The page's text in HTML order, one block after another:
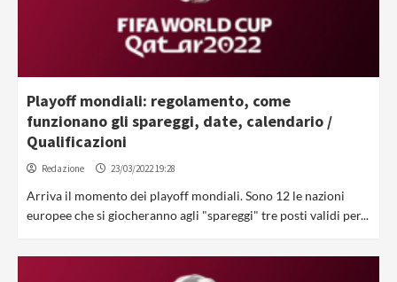
Playoff mondiali: regolamento, come
funzionano gli spareggi, date, calendario /
Qualificazioni
Redazione 23/03/2022 19:28
Arriva il momento dei playoff mondiali. Sono 12 le nazioni
europee che si giocheranno agli "spareggi" tre posti validi per...